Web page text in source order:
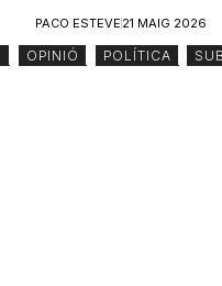
PACO ESTEVE 21 MAIG 2026
OPINIÓ POLÍTICA